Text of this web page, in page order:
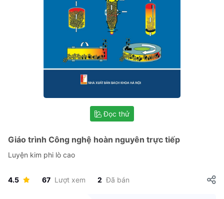
Đọc thử
Giáo trình Công nghệ hoàn nguyên trực tiếp
Luyện kim phi lò cao
4.5 67 Lượt xem 2 Đã bán